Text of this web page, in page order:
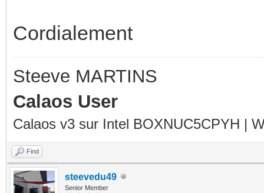
Cordialement
Steeve MARTINS
Calaos User
Calaos v3 sur Intel BOXNUC5CPYH |
Find
steevedu49
Senior Member